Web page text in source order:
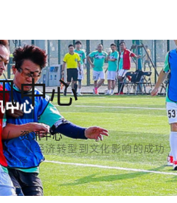
中心
资讯中心
：从经济转型到文化影响的成功
路径